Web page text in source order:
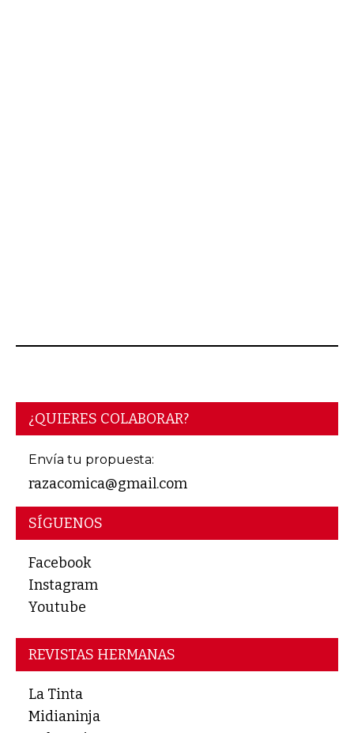
¿QUIERES COLABORAR?
Envía tu propuesta:
razacomica@gmail.com
SÍGUENOS
Facebook
Instagram
Youtube
REVISTAS HERMANAS
La Tinta
Midianinja